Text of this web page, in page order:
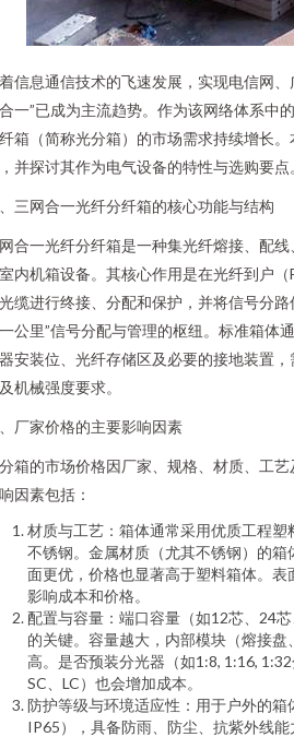
信息通信技术的飞速发展，实现电信网
一”已成为主流趋势。作为该网络体系中
箱（简称光分箱）的市场需求持续增长
并探讨其作为电气设备的特性与选购要点
三网合一光纤分纤箱的核心功能与结构
合一光纤分纤箱是一种集光纤熔接、配
内机箱设备。其核心作用是在光纤到户
缆进行终接、分配和保护，并将信号分
公里”信号分配与管理的枢纽。标准箱体
安装位、光纤存储区及必要的接地装置
机械强度要求。
厂家价格的主要影响因素
箱的市场价格因厂家、规格、材质、工
因素包括：
材质与工艺：箱体通常采用优质工程
不锈钢。金属材质（尤其不锈钢）的
面更优，价格也显著高于塑料箱体。
影响成本和价格。
配置与容量：端口容量（如12芯、24
的关键。容量越大，内部模块（熔接
高。是否预装分光器（如1:8, 1:16,
SC、LC）也会增加成本。
防护等级与环境适应性：用于户外的
IP65），具备防雨、防尘、抗紫外线